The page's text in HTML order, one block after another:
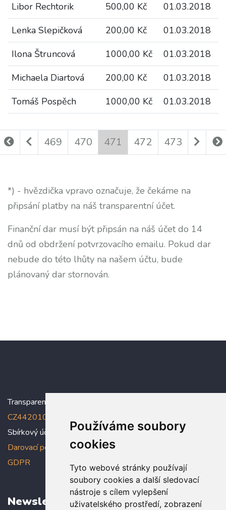
Používáme soubory
cookies
Tyto webové stránky používají
soubory cookies a další sledovací
nástroje s cílem vylepšení
uživatelského prostředí, zobrazení
Libor Rechtorik
500,00 Kč
01.03.2018
Lenka Slepičková
200,00 Kč
01.03.2018
Ilona Štruncová
1000,00 Kč
01.03.2018
Michaela Diartová
200,00 Kč
01.03.2018
Tomáš Pospěch
1000,00 Kč 01.03.2018
469 470 471 472 473
*) - hvězdička vpravo označuje, že čekáme na
připsání platby na náš transparentní účet.
Finanční dar musí být připsán na náš účet do 14
dnů od obdržení potvrzovacího emailu. Pokud dar
nebude do této lhůty na našem účtu, bude
plánovaný dar stornován.
Transparentní účet:
CZ4420100000005005005006
Sbírkový účet: 5005005022/2010
Darovací podmínky,Prohlášení o ochraně osobních údajů dle
GDPR
Newsletter